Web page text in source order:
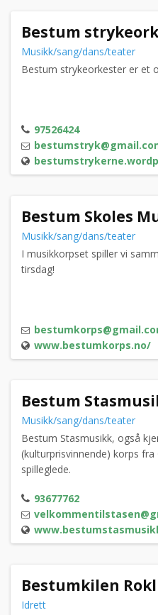
Bestum
Musikk/sang/dans/teater
Bestum strykeorkester er et
97526424
Bestum Skoles
Musikk/sang/dans/teater
I musikkorpset spiller vi
tirsdag!
www.bestumkorps.no/
Bestum
Musikk/sang/dans/teater
Bestum Stasmusikk, også
(kulturprisvinnende) korps
spilleglede.
93677762
Bestumkilen
Idrett